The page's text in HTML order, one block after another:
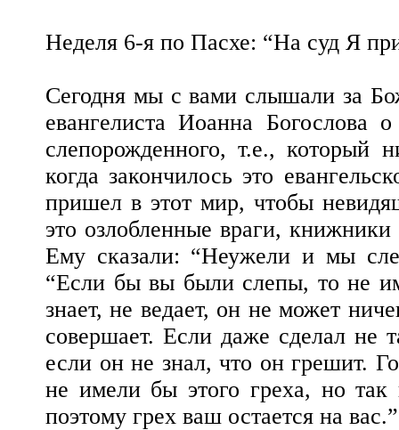
Неделя 6-я по Пасхе: “На суд Я
Сегодня мы с вами слышали за
евангелиста Иоанна Богослова
слепорожденного, т.е., который
когда закончилось это
пришел в этот мир, чтобы
это озлобленные враги,
Ему сказали: “Неужели и мы
“Если бы вы были слепы, то не
знает, не ведает, он не может
совершает. Если даже сделал не
если он не знал, что он грешит.
не имели бы этого греха, но
поэтому грех ваш остается на вас.”